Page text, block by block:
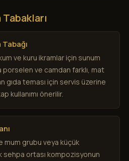
ve kuru ikramlar için sunum
porselen ve camdan farklı, mat
gıda teması için servis üzerine
kullanımı önerilir.
mum grubu veya küçük
sehpa ortası kompozisyonun